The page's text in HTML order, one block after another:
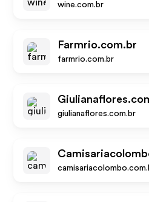
wine.com.br
Farmrio.com.br
farmrio.com.br
giulianaflores.com.br